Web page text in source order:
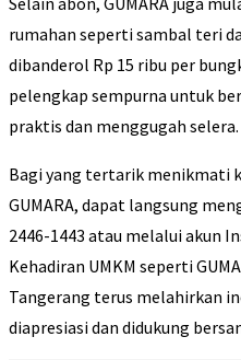
rumahan seperti sambal teri
dibanderol Rp 15 ribu per
pelengkap sempurna untuk
praktis dan menggugah selera.
Bagi yang tertarik menikmati
GUMARA, dapat langsung
2446-1443 atau melalui akun
Kehadiran UMKM seperti
Tangerang terus melahirkan
diapresiasi dan didukung